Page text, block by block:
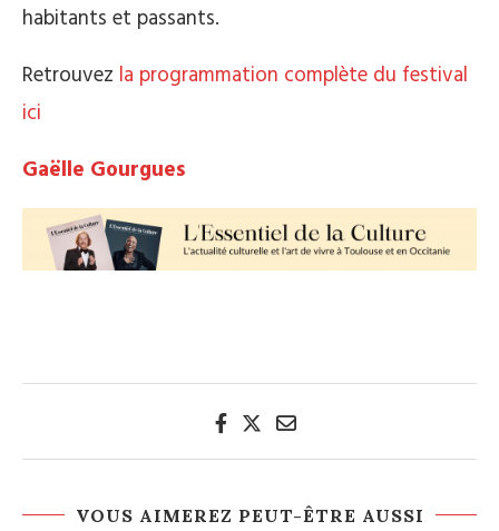
habitants et passants.
Retrouvez la programmation complète du festival
ici
Gaëlle Gourgues
VOUS AIMEREZ PEUT-ÊTRE AUSSI